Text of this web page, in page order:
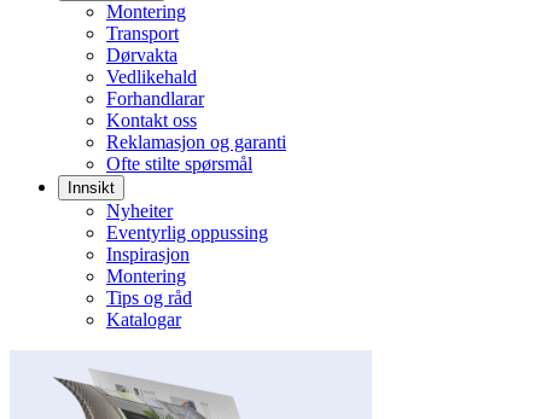
Montering
Transport
Dørvakta
Vedlikehald
Forhandlarar
Kontakt oss
Reklamasjon og garanti
Ofte stilte spørsmål
Innsikt
Nyheiter
Eventyrlig oppussing
Inspirasjon
Montering
Tips og råd
Katalogar